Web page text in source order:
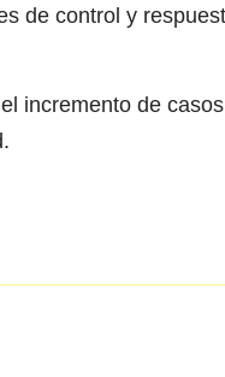
de control y
incremento de